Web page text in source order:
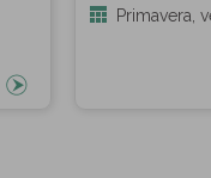
Primavera,